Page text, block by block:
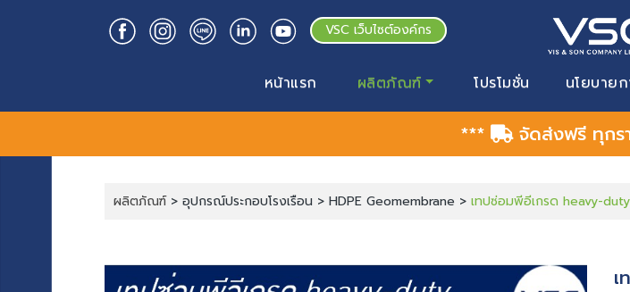
VSC เว็บไซต์องค์กร
หน้าแรก ผลิตภัณฑ์ โปรโมชั่น นโยบาย
*** จัดส่งฟรี ทุกร
ผลิตภัณฑ์> อุปกรณ์ประกอบโรงเรือน > HDPE Geomembrane > เทปซ่อมพีอีเกรด heavy-